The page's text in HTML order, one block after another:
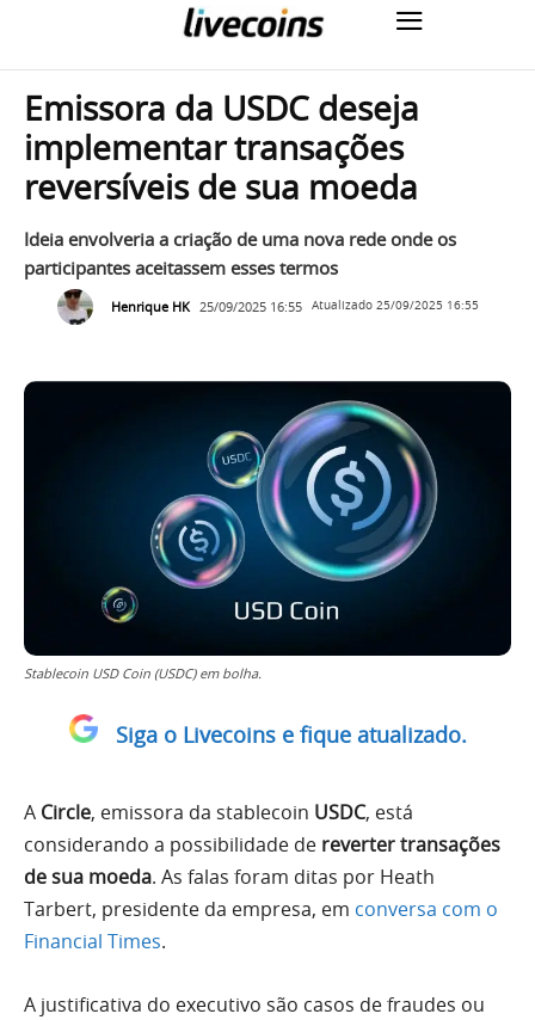
Emissora da USDC deseja
implementar transações
reversíveis de sua moeda
Ideia envolveria a criação de uma nova rede onde os
participantes aceitassem esses termos
Henrique HK 25/09/2025 16:55 Atualizado 25/09/2025 16:55
Stablecoin USD Coin (USDC) em bolha.
Siga o Livecoins e fique atualizado.
A Circle, emissora da stablecoin USDC, está
considerando a possibilidade de reverter transações
de sua moeda. As falas foram ditas por Heath
Tarbert, presidente da empresa, em conversa com o
Financial Times.
A justificativa do executivo são casos de fraudes ou